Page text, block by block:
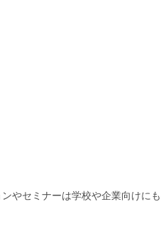
やセミナーは学校や企業向けに